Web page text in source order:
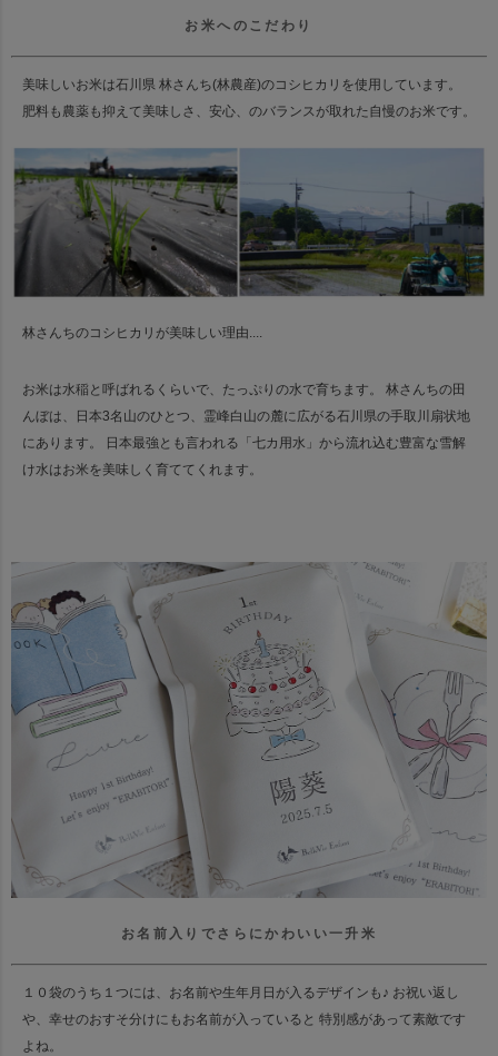
お米へのこだわり
美味しいお米は石川県 林さんち(林農産)のコシヒカリを使用しています。
肥料も農薬も抑えて美味しさ、安心、のバランスが取れた自慢のお米です。
林さんちのコシヒカリが美味しい理由....
お米は水稲と呼ばれるくらいで、たっぷりの水で育ちます。
林さんちの田
んぼは、日本3名山のひとつ、霊峰白山の麓に広がる石川県の手取川扇状地
にあります。
日本最強とも言われる「七カ用水」から流れ込む豊富な雪解
け水はお米を美味しく育ててくれます。
お名前入りでさらにかわいい一升米
１０袋のうち１つには、お名前や生年月日が入るデザインも♪ お祝い返し
や、幸せのおすそ分けにもお名前が入っていると 特別感があって素敵です
よね。